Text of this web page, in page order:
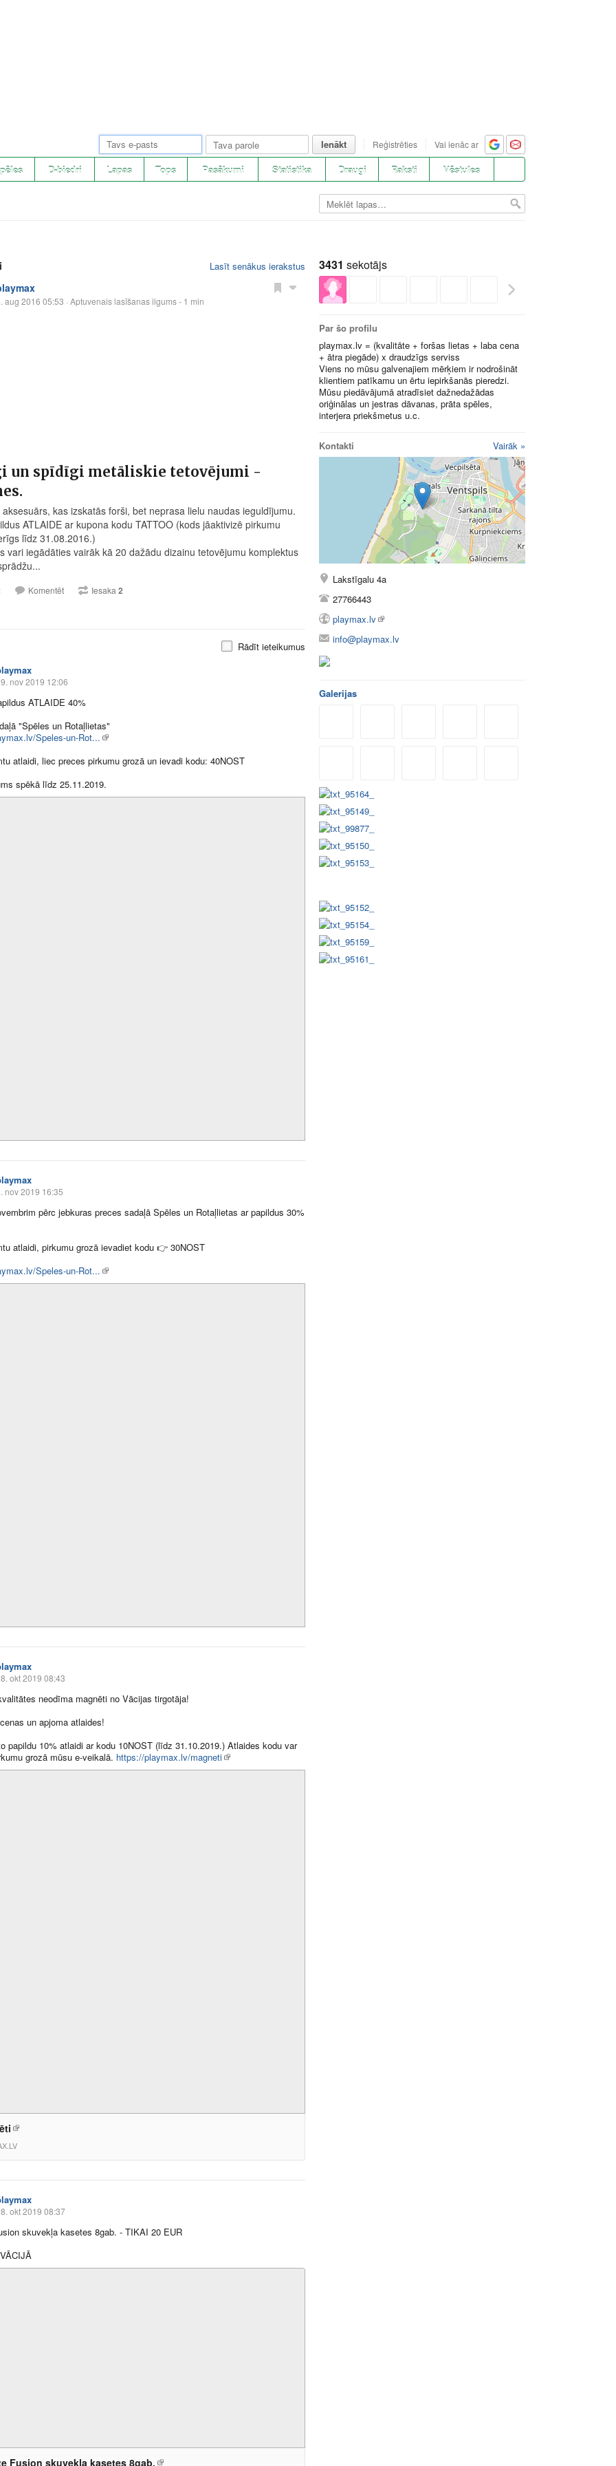
Ienākt Reģistrēties Vai ienāc ar
D-biedri Lapas Tops Pasākumi Statistika Draugi Raksti Vēstules
Lasīt senākus ierakstus
aug 2016 05:53 · Aptuvenais lasīšanas ilgums - 1 min
un spīdīgi metāliskie tetovējumi -
kas izskatās forši, bet neprasa lielu naudas ieguldījumu.
ATLAIDE ar kupona kodu TATTOO (kods jāaktivizē pirkumu
līdz 31.08.2016.)
vari iegādāties vairāk kā 20 dažādu dizainu tetovējumu komplektus
Komentēt Iesaka 2
Rādīt ieteikumus
nov 2019 12:06
ATLAIDE 40%
"Spēles un Rotaļlietas"
Speles-un-Rot...
atlaidi, liec preces pirkumu grozā un ievadi kodu: 40NOST
spēkā līdz 25.11.2019.
nov 2019 16:35
pērc jebkuras preces sadaļā Spēles un Rotaļlietas ar papildus 30%
atlaidi, pirkumu grozā ievadiet kodu 👉 30NOST
Speles-un-Rot...
okt 2019 08:43
neodīma magnēti no Vācijas tirgotāja!
un apjoma atlaides!
papildu 10% atlaidi ar kodu 10NOST (līdz 31.10.2019.) Atlaides kodu var
grozā mūsu e-veikalā. https://playmax.lv/magneti
okt 2019 08:37
skuvekļa kasetes 8gab. - TIKAI 20 EUR
Fusion skuvekļa kasetes 8gab.
3431 sekotājs
Par šo profilu
playmax.lv = (kvalitāte + foršas lietas + laba cena
+ ātra piegāde) x draudzīgs serviss
Viens no mūsu galvenajiem mērķiem ir nodrošināt
klientiem patīkamu un ērtu iepirkšanās pieredzi.
Mūsu piedāvājumā atradīsiet dažnedažādas
oriģinālas un jestras dāvanas, prāta spēles,
interjera priekšmetus u.c.
Kontakti Vairāk »
Lakstīgalu 4a
27766443
playmax.lv
info@playmax.lv
Galerijas